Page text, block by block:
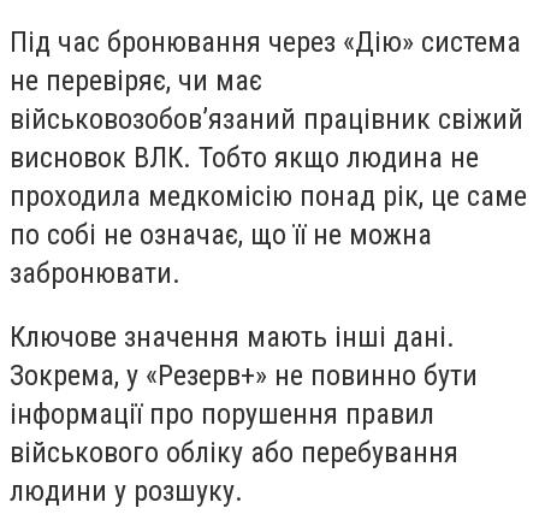
Під час бронювання через «Дію» система
не перевіряє, чи має
військовозобов’язаний працівник свіжий
висновок ВЛК. Тобто якщо людина не
проходила медкомісію понад рік, це саме
по собі не означає, що її не можна
забронювати.
Ключове значення мають інші дані.
Зокрема, у «Резерв+» не повинно бути
інформації про порушення правил
військового обліку або перебування
людини у розшуку.